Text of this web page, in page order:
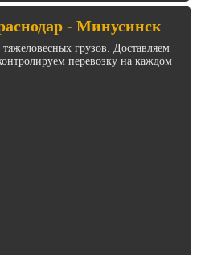
- Минусинск
грузов. Доставляем
перевозку на каждом